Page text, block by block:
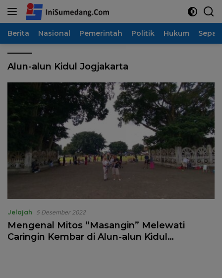
Langsung
Berita Nasional Pemerintah Politik Hukum
Alun-alun Kidul Jogjakarta
Jelajah 5 Desember 2022
Mengenal Mitos “Masangin” Melewati
Caringin Kembar di Alun-alun Kidul